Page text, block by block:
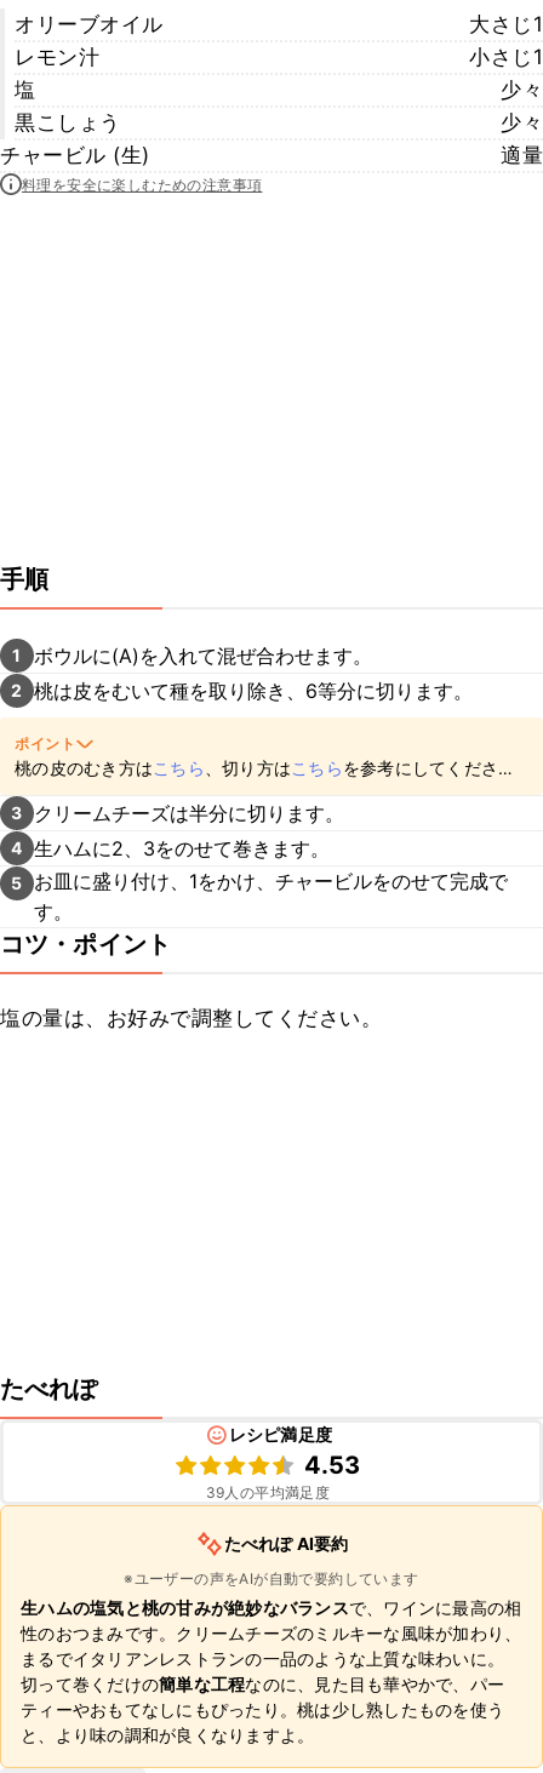
オリーブオイル
大さじ1
レモン汁
小さじ1
塩
少々
黒こしょう
少々
チャービル (生)
適量
料理を安全に楽しむための注意事項
手順
1 ボウルに(A)を入れて混ぜ合わせます。
2 桃は皮をむいて種を取り除き、6等分に切ります。
ポイント
桃の皮のむき方はこちら 、切り方はこちらを参考にしてください
ね。
3
クリームチーズは半分に切ります。
4 生ハムに2、3をのせて巻きます。
5
お皿に盛り付け、1をかけ、チャービルをのせて完成で
す。
コツ・ポイント
塩の量は、お好みで調整してください。
たべれぽ
レシピ満足度
4.53
39人の平均満足度
たべれぽ AI要約
※ユーザーの声をAIが自動で要約しています
生ハムの塩気と桃の甘みが絶妙なバランスで、ワインに最高の相
性のおつまみです。クリームチーズのミルキーな風味が加わり、
まるでイタリアンレストランの一品のような上質な味わいに。
切って巻くだけの簡単な工程なのに、見た目も華やかで、パー
ティーやおもてなしにもぴったり。桃は少し熟したものを使う
と、より味の調和が良くなりますよ。